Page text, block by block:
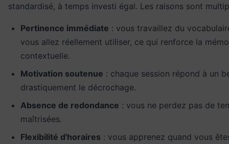
standardisé, à temps investi égal. Les raisons sont
Pertinence immédiate : vous travaillez du
vous allez réellement utiliser, ce qui renforce la
contextuelle.
Motivation soutenue : chaque session répond à un
drastiquement le décrochage.
Absence de redondance : vous ne perdez pas de
maîtrisées.
Flexibilité d'horaires : vous apprenez quand vous